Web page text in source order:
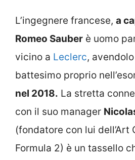
L’ingegnere francese, a
Romeo Sauber è uomo
vicino a Leclerc,
battesimo proprio
nel 2018. La stretta
con il suo manager
(fondatore con lui dell’Art
Formula 2) è un tassello